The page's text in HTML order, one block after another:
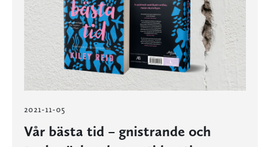
2021-11-05
Vår bästa tid – gnistrande och